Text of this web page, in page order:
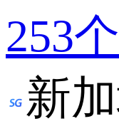
253
新